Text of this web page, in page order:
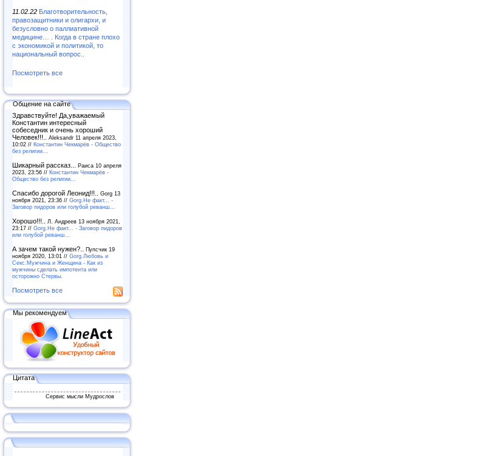
11.02.22 Благотворительность,
правозащитники и олигархи, и
безусловно о паллиативной
медицине… . Когда в стране плохо
с экономикой и политикой, то
национальный вопрос..
Посмотреть все
Общение на сайте
Здравствуйте! Да,уважаемый
Константин интересный
собеседник и очень хороший
Человек!!!.. Aleksandr 11 апреля 2023,
10:02 // Константин Чекмарёв - Общество
без религии...
Шикарный рассказ... Раиса 10 апреля
2023, 23:56 // Константин Чекмарёв -
Общество без религии...
Спасибо дорогой Леонид!!!.. Gorg 13
ноября 2021, 23:36 // Gorg.Не факт... -
Заговор пидоров или голубой реванш…
Хорошо!!!..
Л. Андреев 13 ноября 2021,
23:17 // Gorg.Не факт... - Заговор пидоров
или голубой реванш…
А зачем такой нужен?.. Пупсчик 19
ноября 2020, 13:01 // Gorg.Любовь и
Секс.Мужчина и Женщина - Как из
мужчины сделать импотента или
осторожно Стервы.
Посмотреть все
Мы рекомендуем
Цитата
Сервис мысли Мудрослов